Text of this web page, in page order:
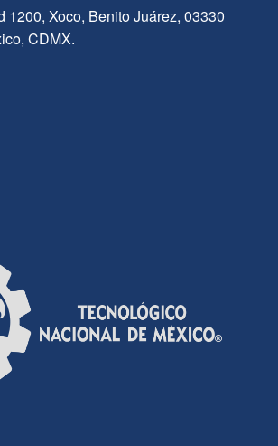
1200, Xoco, Benito Juárez, 03330
CDMX.